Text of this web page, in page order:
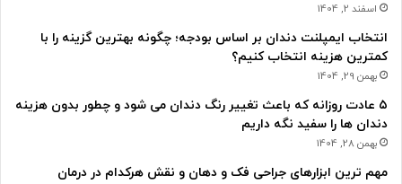
اسفند 2, 1404
انتخاب ایمپلنت دندان بر اساس بودجه؛ چگونه بهترین گزینه را با
کمترین هزینه انتخاب کنیم؟
بهمن 29, 1404
۵ عادت روزانه که باعث تغییر رنگ دندان می شود و چطور بدون هزینه
دندان ها را سفید نگه داریم
بهمن 28, 1404
مهم ترین ابزارهای جراحی فک و دهان و نقش هرکدام در درمان